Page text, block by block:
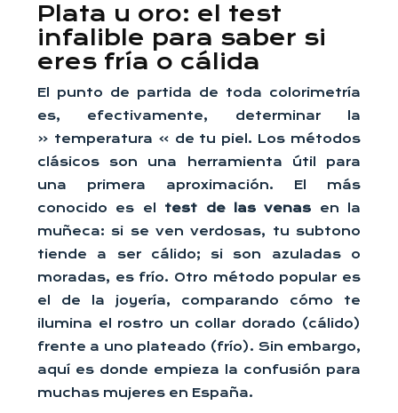
Plata u oro: el test
infalible para saber si
eres fría o cálida
El punto de partida de toda colorimetría
es, efectivamente, determinar la
« temperatura » de tu piel. Los métodos
clásicos son una herramienta útil para
una primera aproximación. El más
conocido es el test de las venas en la
muñeca: si se ven verdosas, tu subtono
tiende a ser cálido; si son azuladas o
moradas, es frío. Otro método popular es
el de la joyería, comparando cómo te
ilumina el rostro un collar dorado (cálido)
frente a uno plateado (frío). Sin embargo,
aquí es donde empieza la confusión para
muchas mujeres en España.